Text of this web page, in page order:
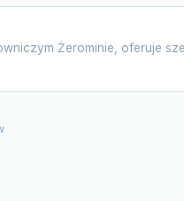
Żerominie, oferuje